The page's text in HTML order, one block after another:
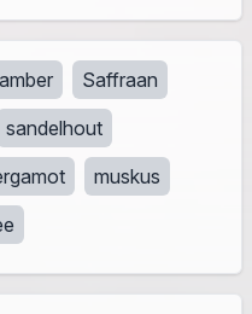
amber
Saffraan
sandelhout
muskus